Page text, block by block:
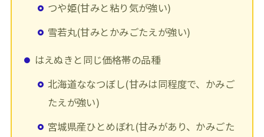
つや姫(甘みと粘り気が強い)
雪若丸(甘みとかみごたえが強い)
はえぬきと同じ価格帯の品種
北海道ななつぼし(甘みは同程度で、かみご
たえが強い)
宮城県産ひとめぼれ(甘みがあり、かみごた